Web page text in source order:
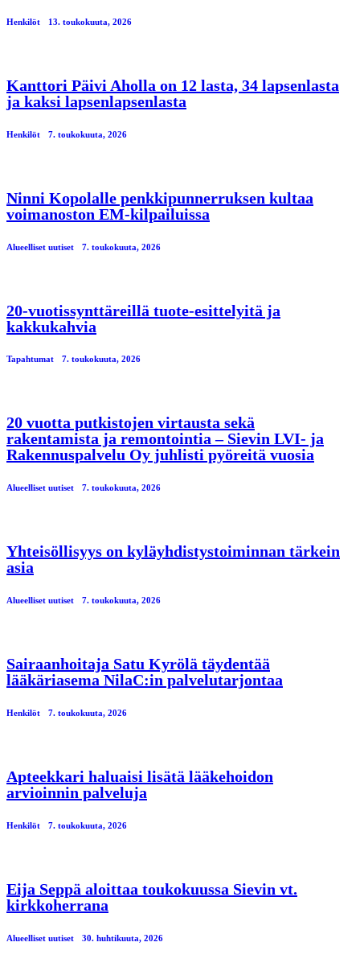
Henkilöt 13. toukokuuta, 2026
Kanttori Päivi Aholla on 12 lasta, 34 lapsenlasta
ja kaksi lapsenlapsenlasta
Henkilöt 7. toukokuuta, 2026
Ninni Kopolalle penkkipunnerruksen kultaa
voimanoston EM-kilpailuissa
Alueelliset uutiset 7. toukokuuta, 2026
20-vuotissynttäreillä tuote-esittelyitä ja
kakkukahvia
Tapahtumat 7. toukokuuta, 2026
20 vuotta putkistojen virtausta sekä
rakentamista ja remontointia – Sievin LVI- ja
Rakennuspalvelu Oy juhlisti pyöreitä vuosia
Alueelliset uutiset 7. toukokuuta, 2026
Yhteisöllisyys on kyläyhdistystoiminnan tärkein
asia
Alueelliset uutiset 7. toukokuuta, 2026
Sairaanhoitaja Satu Kyrölä täydentää
lääkäriasema NilaC:in palvelutarjontaa
Henkilöt 7. toukokuuta, 2026
Apteekkari haluaisi lisätä lääkehoidon
arvioinnin palveluja
Henkilöt 7. toukokuuta, 2026
Eija Seppä aloittaa toukokuussa Sievin vt.
kirkkoherrana
Alueelliset uutiset 30. huhtikuuta, 2026